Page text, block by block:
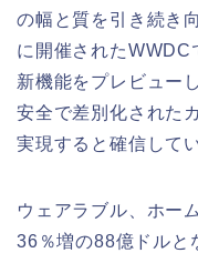
の幅と質を引き続き
に開催された
新機能をプレビュー
安全で差別化された
実現すると確信して
ウェアラブル、ホー
36％増の88億ドルと